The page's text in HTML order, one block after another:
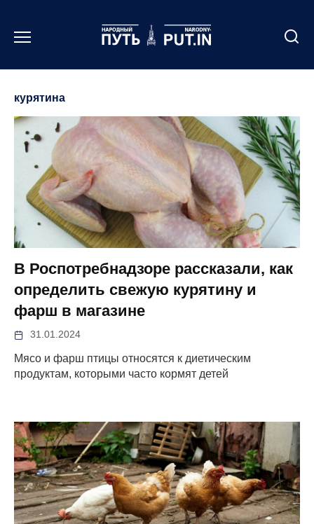
содержанию
курятина
В Роспотребнадзоре рассказали, как
определить свежую курятину и
фарш в магазине
31.01.2024
Мясо и фарш птицы относятся к диетическим
продуктам, которыми часто кормят детей